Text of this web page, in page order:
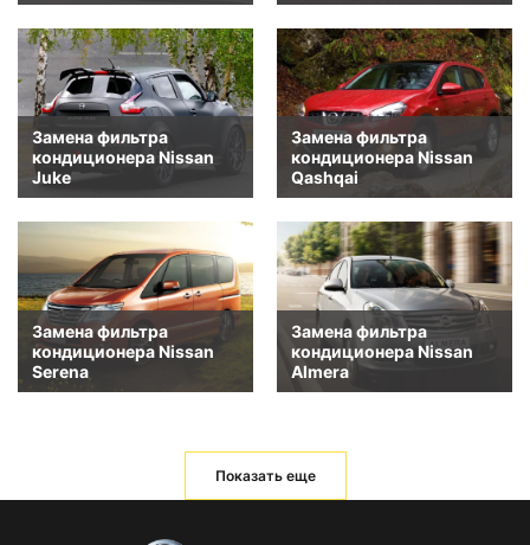
Замена фильтра
кондиционера Nissan
Juke
Замена фильтра
кондиционера Nissan
Qashqai
Замена фильтра
кондиционера Nissan
Serena
Замена фильтра
кондиционера Nissan
Almera
Показать еще